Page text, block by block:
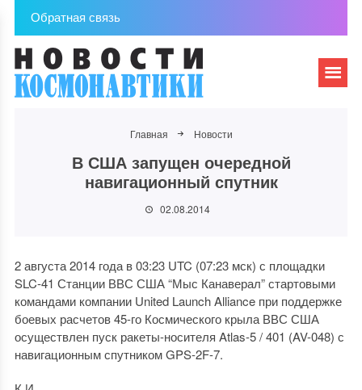
Обратная связь
Главная Новости
В США запущен очередной
навигационный спутник
02.08.2014
2 августа 2014 года в 03:23 UTC (07:23 мск) с площадки
SLC-41 Станции ВВС США “Мыс Канаверал” стартовыми
командами компании United Launch Alliance при поддержке
боевых расчетов 45-го Космического крыла ВВС США
осуществлен пуск ракеты-носителя Atlas-5 / 401 (AV-048) с
навигационным спутником GPS-2F-7.